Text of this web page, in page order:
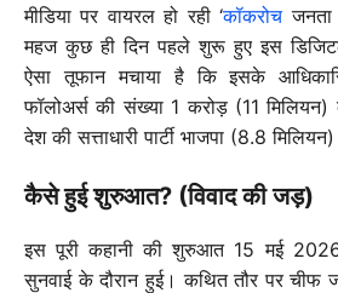
मीडिया पर वायरल हो रही ‘कॉकरोचजनता
महज कुछ ही दिन पहले शुरू हुए इस
ऐसा तूफान मचाया है कि इसके
फॉलोअर्स की संख्या 1 करोड़ (11
देश की सत्ताधारी पार्टी भाजपा (8.8
कैसे हुई शुरुआत? (विवाद की जड़)
इस पूरी कहानी की शुरुआत 15 मई
सुनवाई के दौरान हुई। कथित तौर पर